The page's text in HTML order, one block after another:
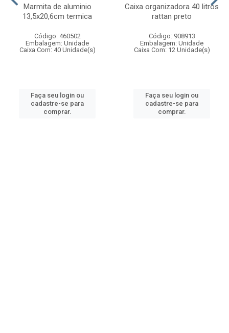
Marmita de aluminio
13,5x20,6cm termica
Código: 460502
Embalagem: Unidade
Caixa Com: 40 Unidade(s)
Faça seu login ou
cadastre-se para
comprar.
Caixa organizadora 40 litros
rattan preto
Código: 908913
Embalagem: Unidade
Caixa Com: 12 Unidade(s)
Faça seu login ou
cadastre-se para
comprar.